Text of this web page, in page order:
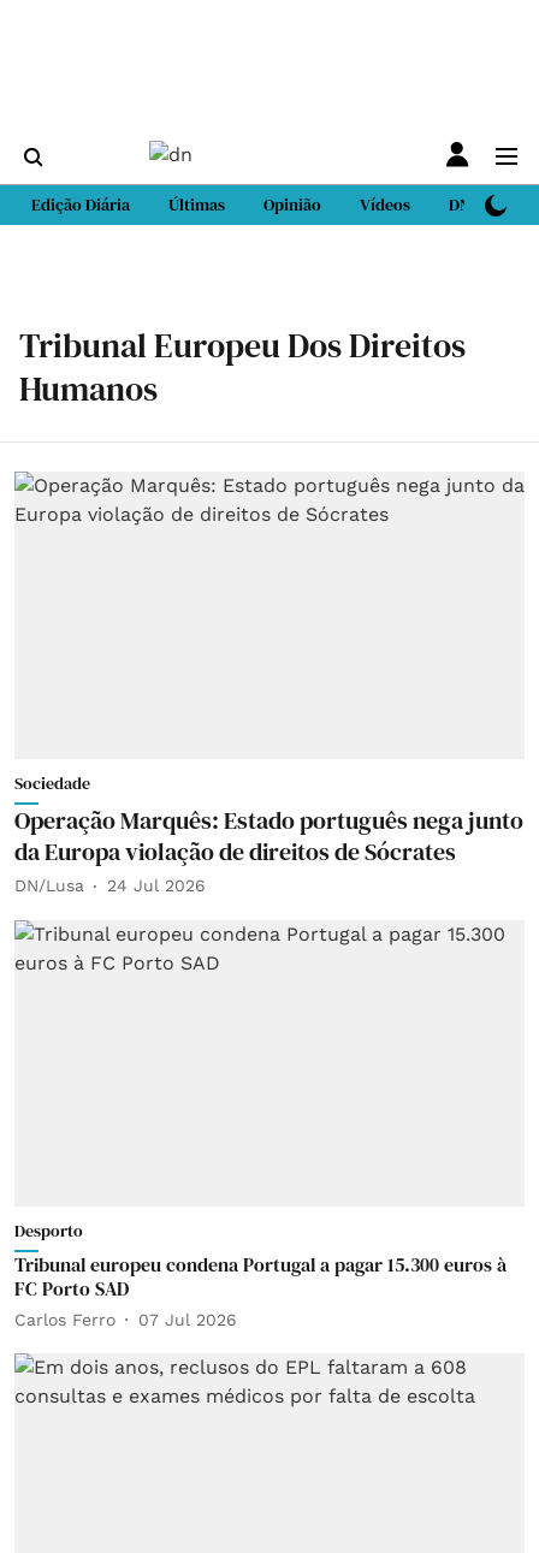
Edição Diária Últimas Opinião Vídeos DN Sport
Tribunal Europeu Dos Direitos
Humanos
Sociedade
Operação Marquês: Estado português nega junto
da Europa violação de direitos de Sócrates
DN/Lusa 24 Jul 2026
Desporto
Tribunal europeu condena Portugal a pagar 15.300 euros à
FC Porto SAD
Carlos Ferro 07 Jul 2026